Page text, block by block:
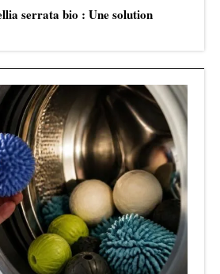
serrata bio : Une solution